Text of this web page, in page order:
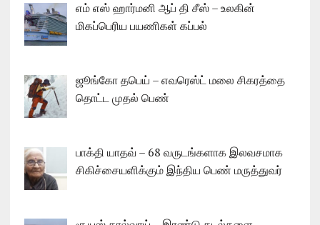
எம் எஸ் ஹார்மனி ஆப் தி சீஸ் – உலகின்
மிகப்பெரிய பயணிகள் கப்பல்
ஜூங்கோ தபெய் – எவரெஸ்ட் மலை சிகரத்தை
தொட்ட முதல் பெண்
பாக்தி யாதவ் – 68 வருடங்களாக இலவசமாக
சிகிச்சையளிக்கும் இந்திய பெண் மருத்துவர்